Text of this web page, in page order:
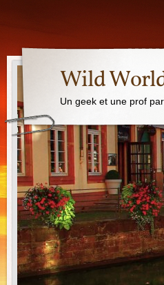
Wild
Un geek et une prof